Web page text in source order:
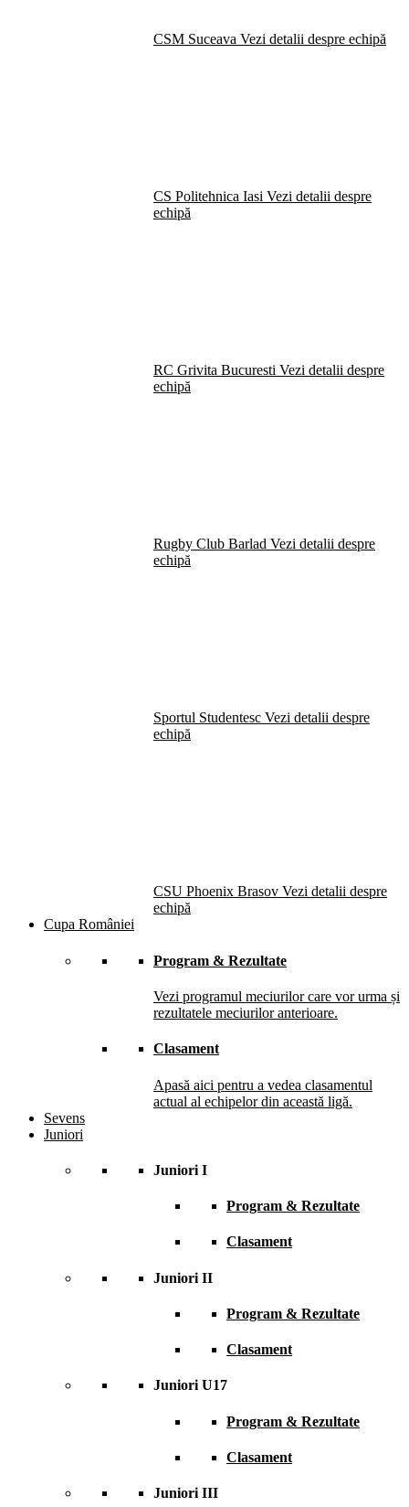
CSM Suceava Vezi detalii despre echipă
CS Politehnica Iasi Vezi detalii despre
echipă
RC Grivita Bucuresti Vezi detalii despre
echipă
Rugby Club Barlad Vezi detalii despre
echipă
Sportul Studentesc Vezi detalii despre
echipă
CSU Phoenix Brasov Vezi detalii despre
echipă
Cupa României
Program & Rezultate
Vezi programul meciurilor care vor urma și
rezultatele meciurilor anterioare.
Clasament
Apasă aici pentru a vedea clasamentul
actual al echipelor din această ligă.
Sevens
Juniori
Juniori I
Program & Rezultate
Clasament
Juniori II
Program & Rezultate
Clasament
Juniori U17
Program & Rezultate
Clasament
Juniori III